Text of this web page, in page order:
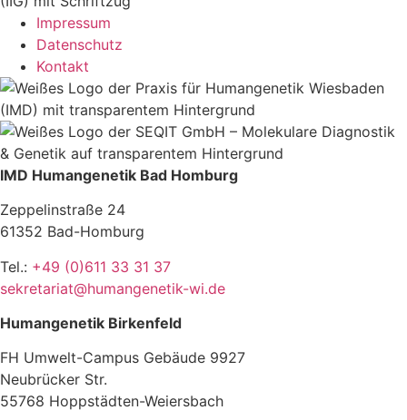
Impressum
Datenschutz
Kontakt
IMD Humangenetik Bad Homburg
Zeppelinstraße 24
61352 Bad-Homburg
Tel.: +49 (0)611 33 31 37
sekretariat@humangenetik-wi.de
Humangenetik Birkenfeld
FH Umwelt-Campus Gebäude 9927
Neubrücker Str.
55768 Hoppstädten-Weiersbach